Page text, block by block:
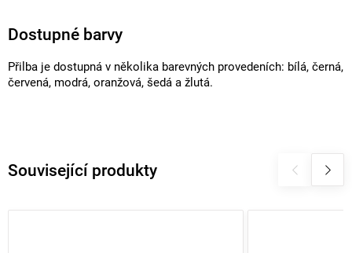
Související produkty
Dostupné barvy
Přilba je dostupná v několika barevných provedeních: bílá, černá,
červená, modrá, oranžová, šedá a žlutá.